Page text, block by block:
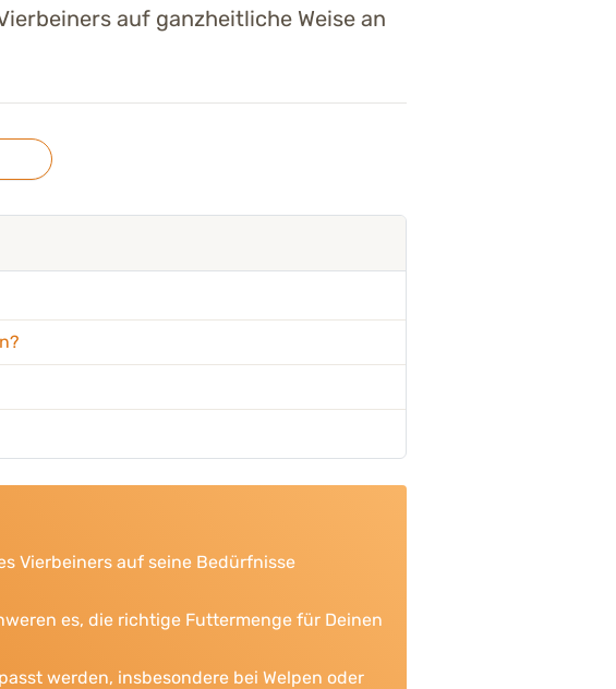
auf ganzheitliche Weise an
Vierbeiners auf seine Bedürfnisse
es, die richtige Futtermenge für Deinen
werden, insbesondere bei Welpen oder